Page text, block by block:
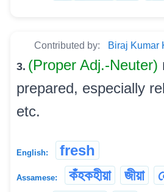
Contributed by: Biraj Kumar
3. (Proper Adj.-Neuter)
prepared, especially
etc.
English: fresh
Assamese: কঁহকহীয়া জীয়া